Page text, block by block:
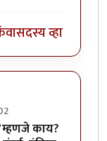
सदस्य व्हा
म्हणजे काय?